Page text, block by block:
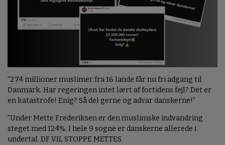
”274 millioner muslimer fra 16 lande får nu fri adgang til
Danmark. Har regeringen intet lært af fortidens fejl? Det er
en katastrofe! Enig? Så del gerne og advar danskerne!”
”Under Mette Frederiksen er den muslimske indvandring
steget med 124%. I hele 9 sogne er danskerne allerede i
undertal. DF VIL STOPPE METTES